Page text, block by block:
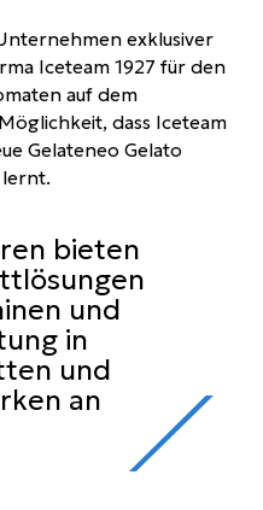
exklusiver
Iceteam 1927 für den
auf dem
dass Iceteam
Gelateneo Gelato
lernt.
bieten
und
in
und
an